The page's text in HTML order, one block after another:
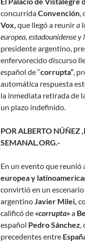
concurridaConvención,
Vox, que llegó a reunira
europea, estadounidense
presidente argentino,
enfervorecido discurso
español de “corrupta”,
automática respuesta
la inmediata retirada de
un plazo indefinido.
POR ALBERTO NÚÑEZ
SEMANAL.ORG.-
En un evento que reunió
europea y
convirtió en un
argentinoJavier Milei,
calificó de «corrupta»a
español Pedro Sánchez,
precedentes entre